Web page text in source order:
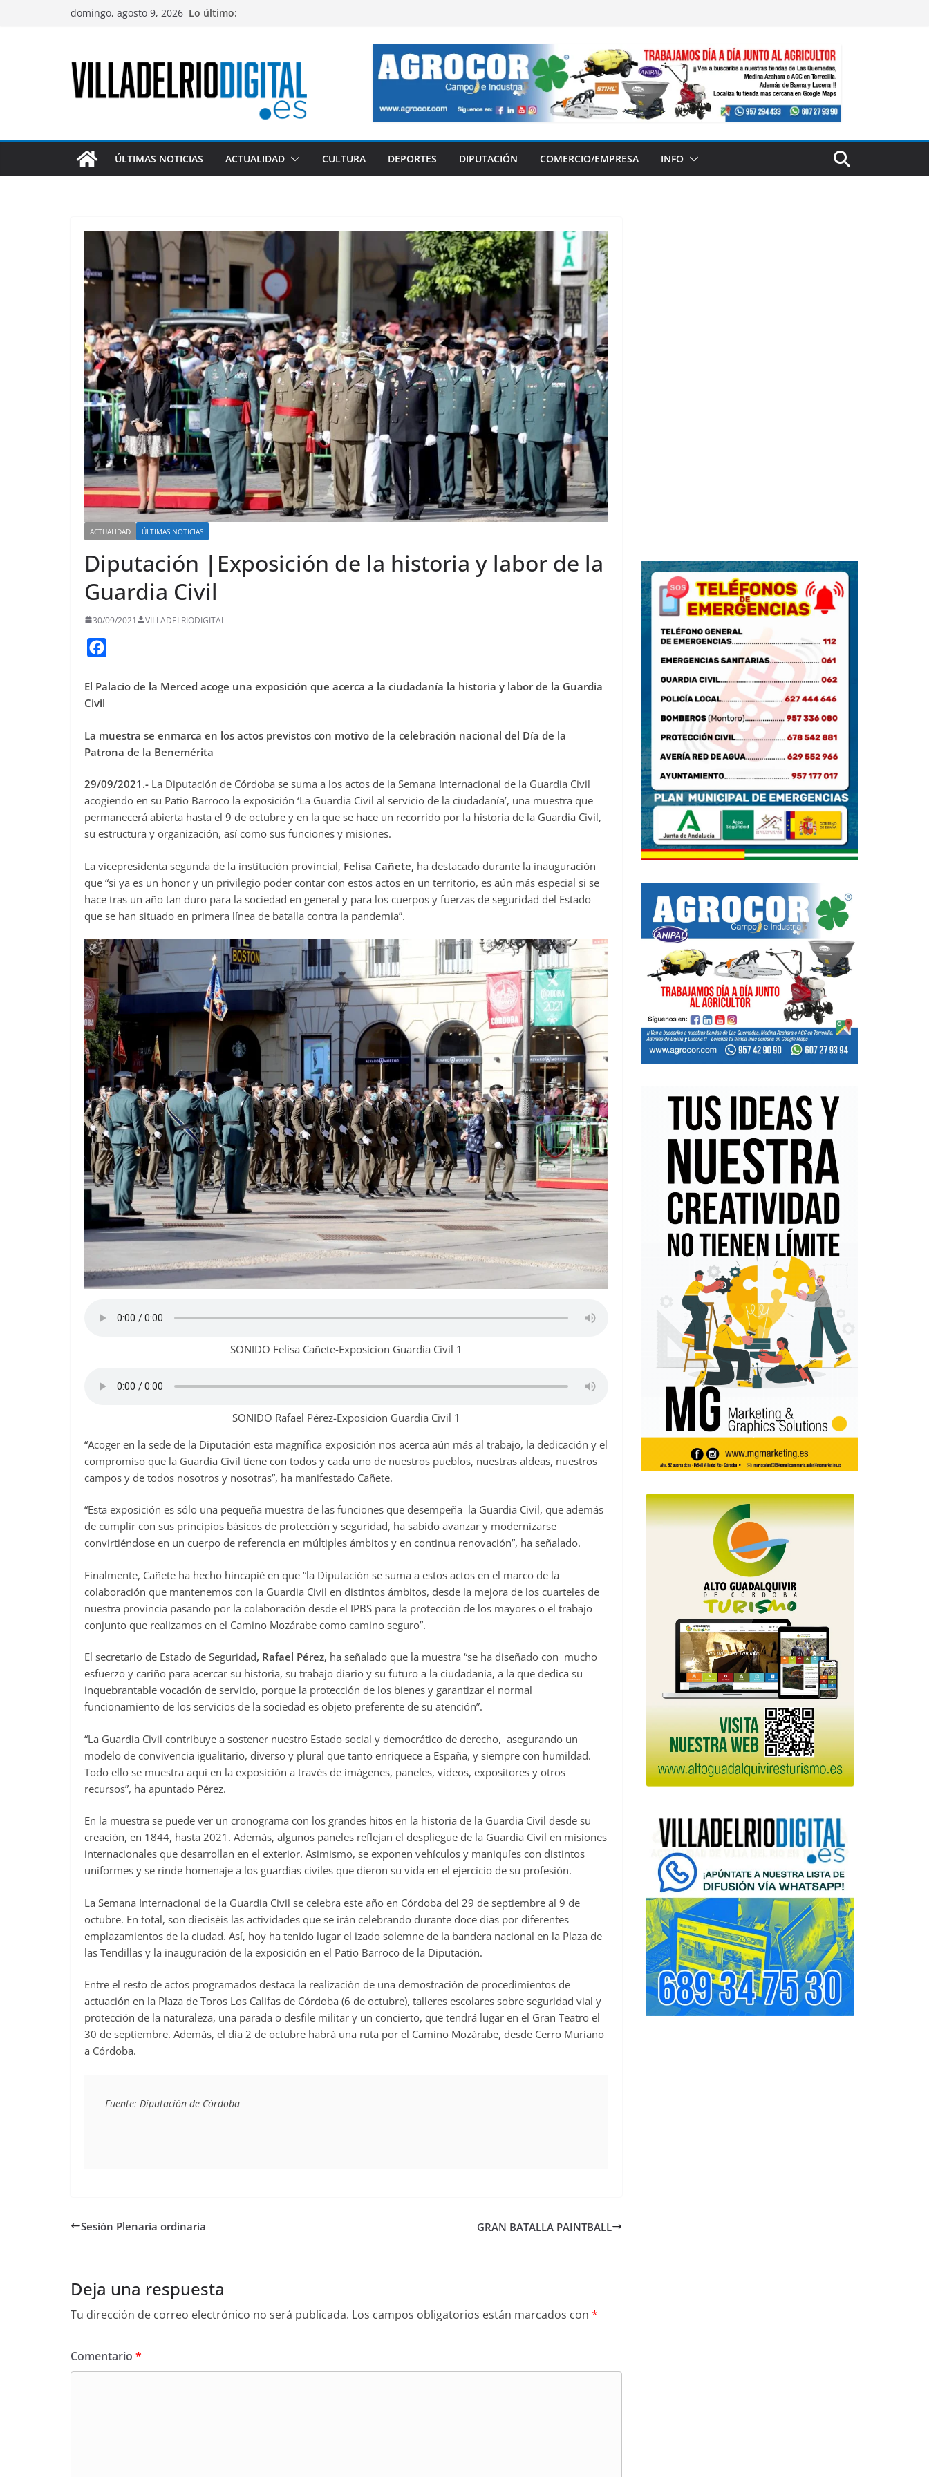
domingo, agosto 9, 2026 Lo último:
ÚLTIMAS NOTICIAS ACTUALIDAD CULTURA DEPORTES DIPUTACIÓN COMERCIO/EMPRESA INFO
ACTUALIDAD ÚLTIMAS NOTICIAS
Diputación |Exposición de la historia y labor de la
Guardia Civil
30/09/2021 VILLADELRIODIGITAL
c
o
k
El Palacio de la Merced acoge una exposición que acerca a la ciudadanía la historia y labor de la Guardia
Civil
La muestra se enmarca en los actos previstos con motivo de la celebración nacional del Día de la
Patrona de la Benemérita
29/09/2021.- La Diputación de Córdoba se suma a los actos de la Semana Internacional de la Guardia Civil
acogiendo en su Patio Barroco la exposición ‘La Guardia Civil al servicio de la ciudadanía’, una muestra que
permanecerá abierta hasta el 9 de octubre y en la que se hace un recorrido por la historia de la Guardia Civil,
su estructura y organización, así como sus funciones y misiones.
La vicepresidenta segunda de la institución provincial, Felisa Cañete, ha destacado durante la inauguración
que “si ya es un honor y un privilegio poder contar con estos actos en un territorio, es aún más especial si se
hace tras un año tan duro para la sociedad en general y para los cuerpos y fuerzas de seguridad del Estado
que se han situado en primera línea de batalla contra la pandemia”.
SONIDO Felisa Cañete-Exposicion Guardia Civil 1
SONIDO Rafael Pérez-Exposicion Guardia Civil 1
“Acoger en la sede de la Diputación esta magnífica exposición nos acerca aún más al trabajo, la dedicación y el
compromiso que la Guardia Civil tiene con todos y cada uno de nuestros pueblos, nuestras aldeas, nuestros
campos y de todos nosotros y nosotras”, ha manifestado Cañete.
“Esta exposición es sólo una pequeña muestra de las funciones que desempeña la Guardia Civil, que además
de cumplir con sus principios básicos de protección y seguridad, ha sabido avanzar y modernizarse
convirtiéndose en un cuerpo de referencia en múltiples ámbitos y en continua renovación”, ha señalado.
Finalmente, Cañete ha hecho hincapié en que “la Diputación se suma a estos actos en el marco de la
colaboración que mantenemos con la Guardia Civil en distintos ámbitos, desde la mejora de los cuarteles de
nuestra provincia pasando por la colaboración desde el IPBS para la protección de los mayores o el trabajo
conjunto que realizamos en el Camino Mozárabe como camino seguro”.
El secretario de Estado de Seguridad, Rafael Pérez, ha señalado que la muestra “se ha diseñado con mucho
esfuerzo y cariño para acercar su historia, su trabajo diario y su futuro a la ciudadanía, a la que dedica su
inquebrantable vocación de servicio, porque la protección de los bienes y garantizar el normal
funcionamiento de los servicios de la sociedad es objeto preferente de su atención”.
“La Guardia Civil contribuye a sostener nuestro Estado social y democrático de derecho, asegurando un
modelo de convivencia igualitario, diverso y plural que tanto enriquece a España, y siempre con humildad.
Todo ello se muestra aquí en la exposición a través de imágenes, paneles, vídeos, expositores y otros
recursos”, ha apuntado Pérez.
En la muestra se puede ver un cronograma con los grandes hitos en la historia de la Guardia Civil desde su
creación, en 1844, hasta 2021. Además, algunos paneles reflejan el despliegue de la Guardia Civil en misiones
internacionales que desarrollan en el exterior. Asimismo, se exponen vehículos y maniquíes con distintos
uniformes y se rinde homenaje a los guardias civiles que dieron su vida en el ejercicio de su profesión.
La Semana Internacional de la Guardia Civil se celebra este año en Córdoba del 29 de septiembre al 9 de
octubre. En total, son dieciséis las actividades que se irán celebrando durante doce días por diferentes
emplazamientos de la ciudad. Así, hoy ha tenido lugar el izado solemne de la bandera nacional en la Plaza de
las Tendillas y la inauguración de la exposición en el Patio Barroco de la Diputación.
Entre el resto de actos programados destaca la realización de una demostración de procedimientos de
actuación en la Plaza de Toros Los Califas de Córdoba (6 de octubre), talleres escolares sobre seguridad vial y
protección de la naturaleza, una parada o desfile militar y un concierto, que tendrá lugar en el Gran Teatro el
30 de septiembre. Además, el día 2 de octubre habrá una ruta por el Camino Mozárabe, desde Cerro Muriano
a Córdoba.
Fuente: Diputación de Córdoba
Sesión Plenaria ordinaria GRAN BATALLA PAINTBALL
Deja una respuesta
Tu dirección de correo electrónico no será publicada. Los campos obligatorios están marcados con *
Comentario *